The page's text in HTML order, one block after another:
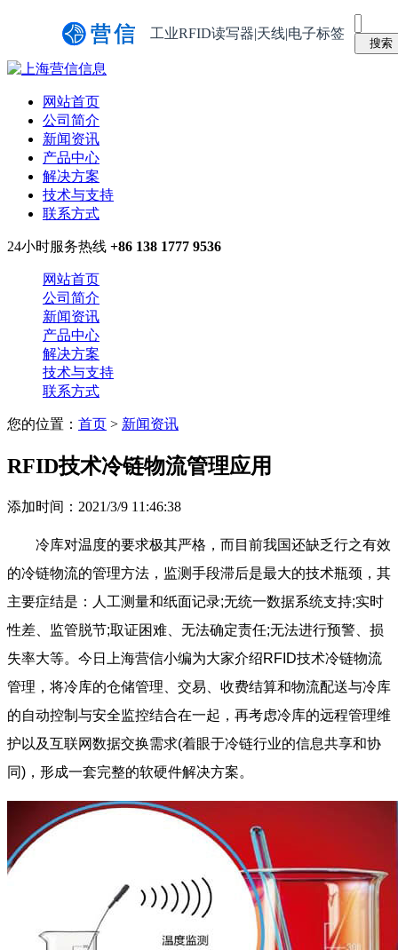
工业RFID读写器|天线|电子标签
网站首页
公司简介
新闻资讯
产品中心
解决方案
技术与支持
联系方式
24小时服务热线 +86 138 1777 9536
网站首页
公司简介
新闻资讯
产品中心
解决方案
技术与支持
联系方式
您的位置： 首页 > 新闻资讯
RFID技术冷链物流管理应用
添加时间：2021/3/9 11:46:38
冷库对温度的要求极其严格，而目前我国还缺乏行之有效
的冷链物流的管理方法，监测手段滞后是最大的技术瓶颈，其
主要症结是：人工测量和纸面记录;无统一数据系统支持;实时
性差、监管脱节;取证困难、无法确定责任;无法进行预警、损
失率大等。今日上海营信小编为大家介绍RFID技术冷链物流
管理，将冷库的仓储管理、交易、收费结算和物流配送与冷库
的自动控制与安全监控结合在一起，再考虑冷库的远程管理维
护以及互联网数据交换需求(着眼于冷链行业的信息共享和协
同)，形成一套完整的软硬件解决方案。